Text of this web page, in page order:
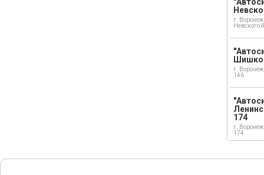
г.
Невского
г.
146
174
г.
174